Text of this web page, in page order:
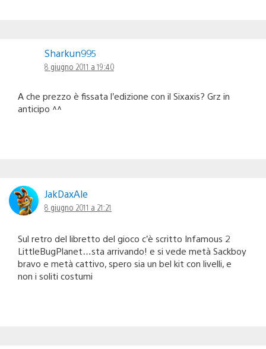
Sharkun995
8 giugno 2011 a 19:40
A che prezzo è fissata l’edizione con il Sixaxis? Grz in
anticipo ^^
JakDaxAle
8 giugno 2011 a 21:21
Sul retro del libretto del gioco c’è scritto Infamous 2
LittleBugPlanet…sta arrivando! e si vede metà Sackboy
bravo e metà cattivo, spero sia un bel kit con livelli, e
non i soliti costumi